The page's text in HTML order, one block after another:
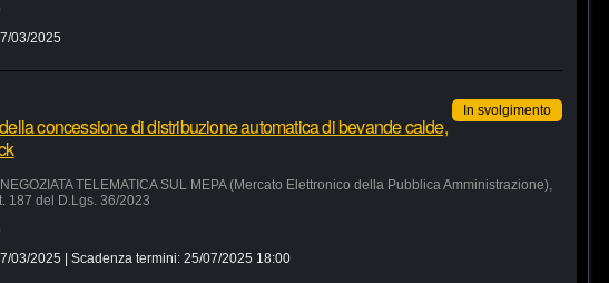
03/2025
In svolgimento
concessione di distribuzione automatica di bevande calde,
TELEMATICA SUL MEPA (Mercato Elettronico della Pubblica Amministrazione),
187 del D.Lgs. 36/2023
03/2025 | Scadenza termini: 25/07/2025 18:00